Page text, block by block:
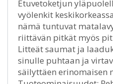
Etuvetoketjun
vyölenkit
nämä tuntuvat
riittävän pitkät myös
Litteät saumat ja
sinulle puhtaan ja
säilyttäen erinomaisen